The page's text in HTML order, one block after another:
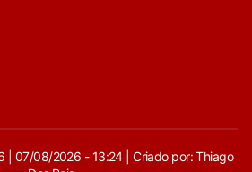
07/08/2026 - 13:24 | Criado por: Thiago